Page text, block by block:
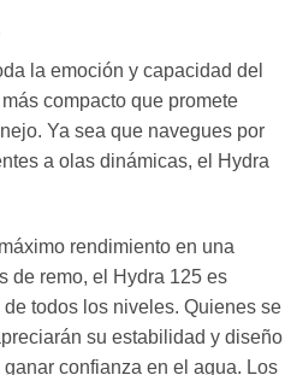
la emoción y capacidad del
compacto que promete
Ya sea que navegues por
a olas dinámicas, el Hydra
rendimiento en una
de remo, el Hydra 125 es
todos los niveles. Quienes se
su estabilidad y diseño
confianza en el agua. Los